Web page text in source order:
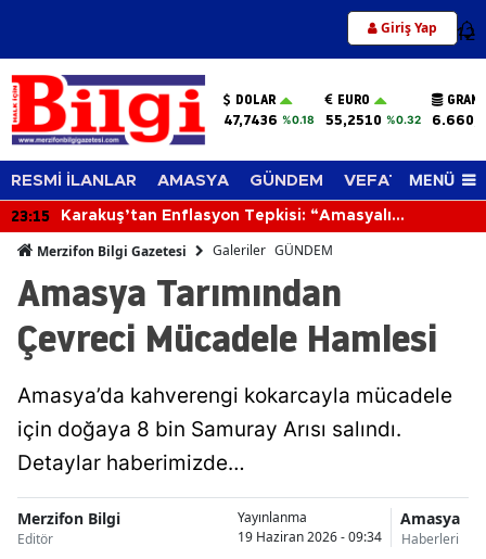
Giriş Yap 12
DOLAR
47,7436 %0.18
EURO
55,2510 %0.32
RESMİ İLANLAR AMASYA GÜNDEM VEFAT EDENLER
MENÜ
Karakuş’tan Enflasyon Tepkisi: “Amasyalı
Merzifon Bilgi Gazetesi Galeriler GÜNDEM
Amasya Tarımından
Çevreci Mücadele Hamlesi
Amasya’da kahverengi kokarcayla mücadele
için doğaya 8 bin Samuray Arısı salındı.
Detaylar haberimizde…
Merzifon Bilgi
Editör
Yayınlanma
19 Haziran 2026 - 09:34
Amasya
Haberleri